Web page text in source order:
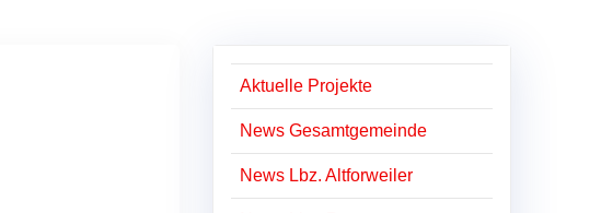
Aktuelle Projekte
News Gesamtgemeinde
News Lbz. Altforweiler